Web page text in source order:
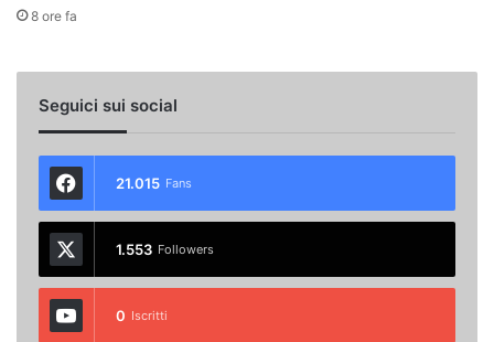
8 ore fa
Seguici sui social
21.015 Fans
1.553 Followers
0 Iscritti